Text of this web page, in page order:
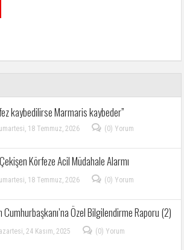
kaybedilirse Marmaris kaybeder”
18 Temmuz, 2026 (0) Yorum
Körfeze Acil Müdahale Alarmı
18 Temmuz, 2026 (0) Yorum
Cumhurbaşkanı’na Özel Bilgilendirme Raporu (2)
24 Kasım, 2025 (0) Yorum